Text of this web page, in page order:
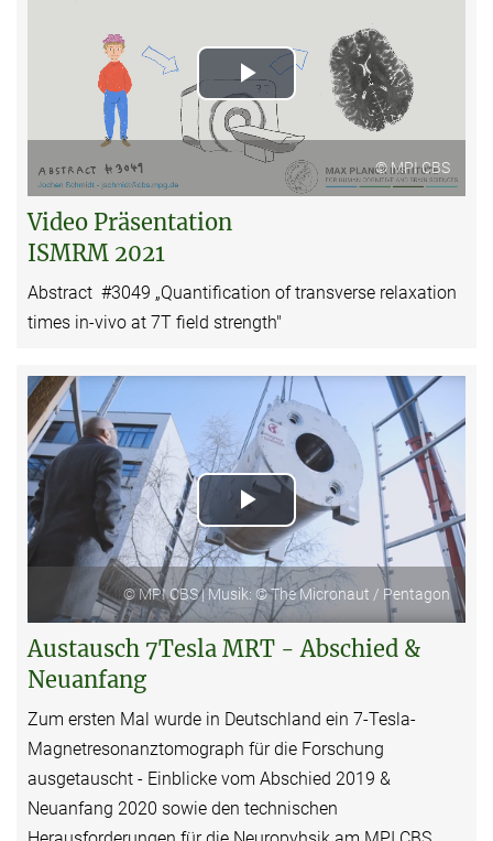
Play
Video
© MPI CBS
Video Präsentation
ISMRM 2021
Abstract #3049 „Quantification of transverse relaxation
times in-vivo at 7T field strength"
Play
Video
© MPI CBS | Musik: © The Micronaut / Pentagon
Austausch 7Tesla MRT - Abschied &
Neuanfang
Zum ersten Mal wurde in Deutschland ein 7-Tesla-
Magnetresonanztomograph für die Forschung
ausgetauscht - Einblicke vom Abschied 2019 &
Neuanfang 2020 sowie den technischen